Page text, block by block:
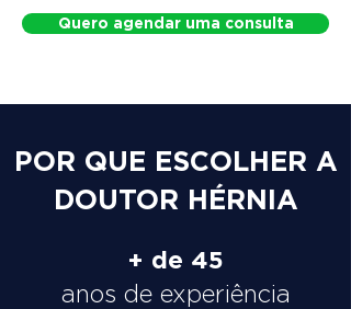
Quero agendar uma consulta
POR QUE ESCOLHER A
DOUTOR HÉRNIA
+ de 45
anos de experiência